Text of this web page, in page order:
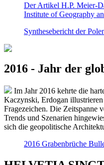
Der Artikel H.P. Meier-
Institute of Geography
Synthesebericht der
2016 - Jahr der
Im Jahr 2016 kehrte die
Kaczynski, Erdogan
Fragezeichen. Die Zeitspanne
Trends und Szenarien
sich die geopolitische
2016 Grabenbrüche